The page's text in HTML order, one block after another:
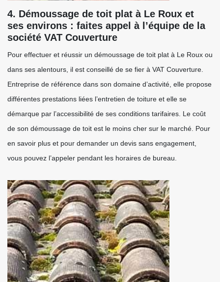
4. Démoussage de toit plat à Le Roux et
ses environs : faites appel à l’équipe de la
société VAT Couverture
Pour effectuer et réussir un démoussage de toit plat à Le Roux ou
dans ses alentours, il est conseillé de se fier à VAT Couverture.
Entreprise de référence dans son domaine d’activité, elle propose
différentes prestations liées l’entretien de toiture et elle se
démarque par l’accessibilité de ses conditions tarifaires. Le coût
de son démoussage de toit est le moins cher sur le marché. Pour
en savoir plus et pour demander un devis sans engagement,
vous pouvez l’appeler pendant les horaires de bureau.